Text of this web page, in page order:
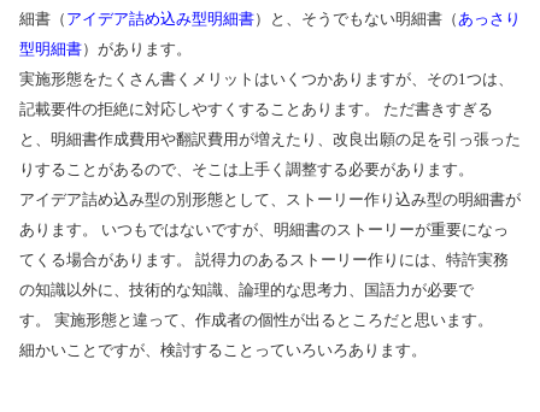
細書（ アイデア詰め込み型明細書）と、そうでもない明細書（あっさり
型明細書）があります。
実施形態をたくさん書くメリットはいくつかありますが、その1つは、
記載要件の拒絶に対応しやすくすることあります。 ただ書きすぎる
と、明細書作成費用や翻訳費用が増えたり、改良出願の足を引っ張った
りすることがあるので、そこは上手く調整する必要があります。
アイデア詰め込み型の別形態として、ストーリー作り込み型の明細書が
あります。 いつもではないですが、明細書のストーリーが重要になっ
てくる場合があります。 説得力のあるストーリー作りには、特許実務
の知識以外に、技術的な知識、論理的な思考力、国語力が必要で
す。 実施形態と違って、作成者の個性が出るところだと思います。
細かいことですが、検討することっていろいろあります。